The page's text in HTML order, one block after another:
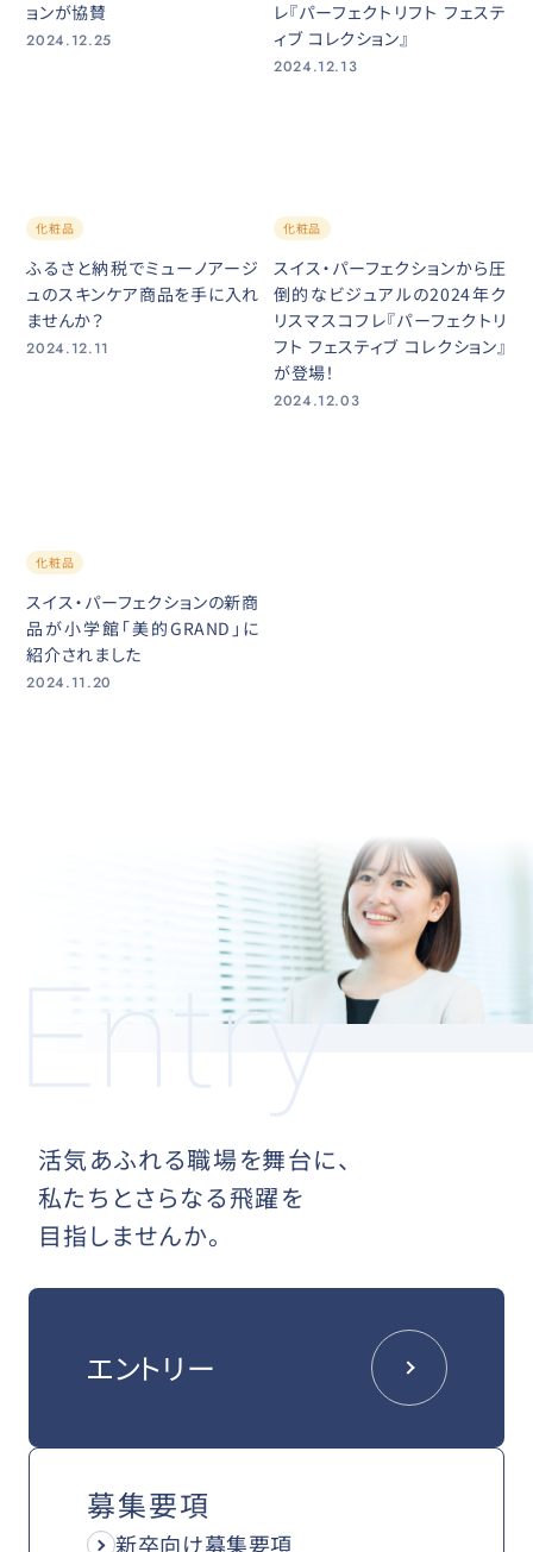
ョンが協賛
2024.12.25
レ『パーフェクトリフト フェステ
ィブ コレクション』
2024.12.13
化粧品
ふるさと納税でミューノアージ
ュのスキンケア商品を手に入れ
ませんか？
2024.12.11
化粧品
スイス・パーフェクションから圧
倒的なビジュアルの2024年ク
リスマスコフレ『パーフェクトリ
フト フェスティブ コレクション』
が登場！
2024.12.03
化粧品
スイス・パーフェクションの新商
品が小学館「美的GRAND」に
紹介されました
2024.11.20
活気あふれる職場を舞台に、
私たちとさらなる飛躍を
目指しませんか。
エントリー
募集要項
新卒向け募集要項